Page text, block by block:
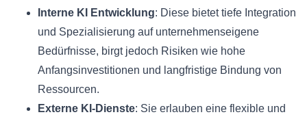
Interne KI Entwicklung: Diese bietet tiefe Integration
und Spezialisierung auf unternehmenseigene
Bedürfnisse, birgt jedoch Risiken wie hohe
Anfangsinvestitionen und langfristige Bindung von
Ressourcen.
Externe KI-Dienste: Sie erlauben eine flexible und